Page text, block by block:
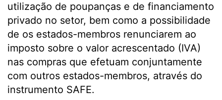
utilização de poupanças e de financiamento
privado no setor, bem como a possibilidade
de os estados-membros renunciarem ao
imposto sobre o valor acrescentado (IVA)
nas compras que efetuam conjuntamente
com outros estados-membros, através do
instrumento SAFE.